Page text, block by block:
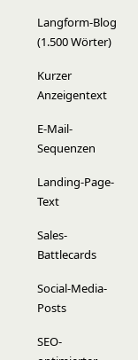
Langform-Blog
(1.500 Wörter)
Kurzer
Anzeigentext
E-Mail-
Sequenzen
Landing-Page-
Text
Sales-
Battlecards
Social-Media-
Posts
SEO-